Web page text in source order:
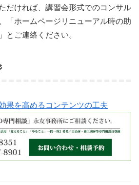
だければ、講習会形式でのコンサル
「ホームページリニューアル時の助
とご連絡ください。
果を高めるコンテンツの工夫